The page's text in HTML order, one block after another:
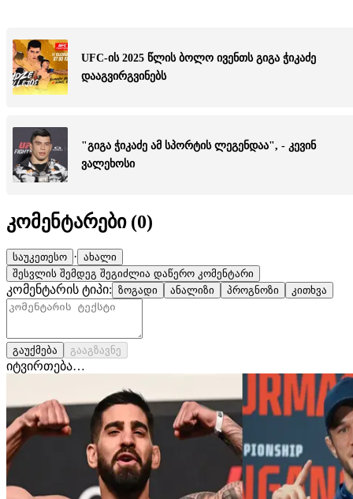
UFC-ის 2025 წლის ბოლო ივენთს გიგა ჭიკაძე
დააგვირგვინებს
"გიგა ჭიკაძე ამ სპორტის ლეგენდაა", - კევინ
ვალეხოსი
კომენტარები (0)
საუკეთესო · ახალი
შესვლის შემდეგ შეგიძლია დაწერო კომენტარი
კომენტარის ტიპი: ზოგადი ანალიზი პროგნოზი კითხვა
გაუქმება გააგზავნე
იტვირთება…